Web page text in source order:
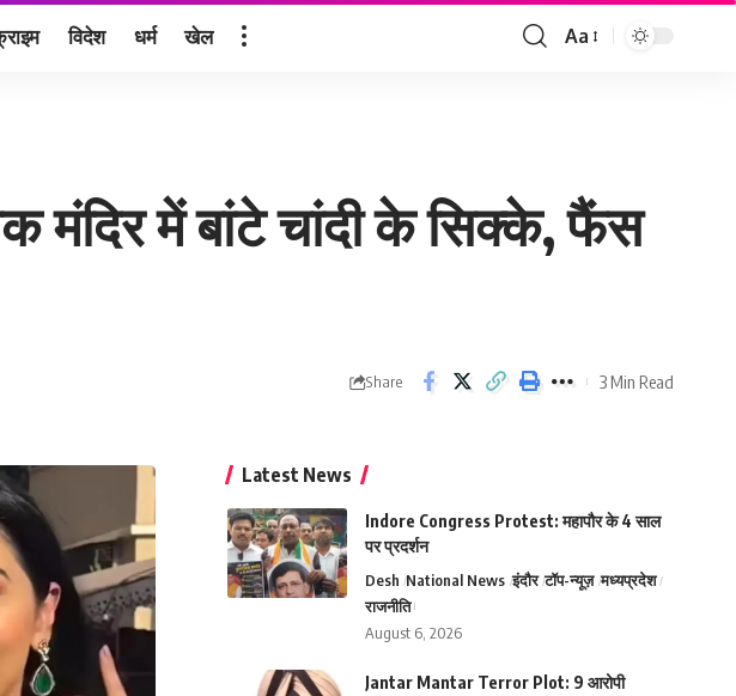
विदेश धर्म खेल
Font
Aa
मंदिर में बांटे चांदी के सिक्के, फैंस
Share 3 Min Read
Latest News
Indore Congress Protest: महापौर के 4 साल
पर प्रदर्शन
Desh National News इंदौर टॉप-न्यूज़ मध्यप्रदेश
राजनीति
August 6, 2026
Jantar Mantar Terror Plot: 9 आरोपी